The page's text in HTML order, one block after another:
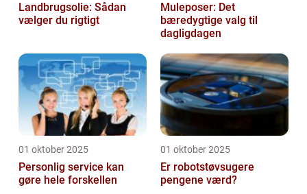
Landbrugsolie: Sådan
vælger du rigtigt
Muleposer: Det
bæredygtige valg til
dagligdagen
01 oktober 2025
Personlig service kan
gøre hele forskellen
01 oktober 2025
Er robotstøvsugere
pengene værd?